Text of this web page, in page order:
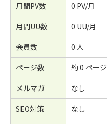
月間PV数
0 PV/月
月間UU数
0 UU/月
会員数
0 人
ページ数
約 0 ページ
メルマガ
なし
SEO対策
なし